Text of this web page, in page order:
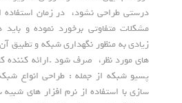
درستی طراحی نشود، در زمان استفاده
مشکلات متفاوتی برخورد نموده و باید
زیادی به منظور نگهداری شبکه و تطبیق
های مورد نظر، صرف شود .ارائه کننده
پسیو شبکه از جمله : طراحی انواع
سازی با استفاده از نرم افزار های